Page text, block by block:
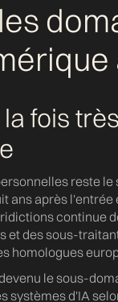
fois
reste
ans après
continue
et des sous-
homologues
le sous-
systèmes d'IA